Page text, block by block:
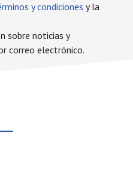
y condiciones y la
sobre noticias y
correo electrónico.